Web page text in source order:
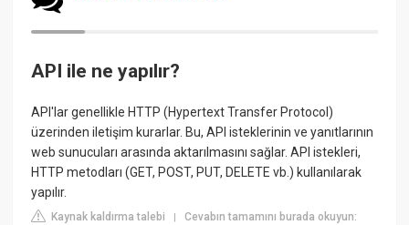
API ile ne yapılır?
API'lar genellikle HTTP (Hypertext Transfer Protocol)
üzerinden iletişim kurarlar. Bu, API isteklerinin ve yanıtlarının
web sunucuları arasında aktarılmasını sağlar. API istekleri,
HTTP metodları (GET, POST, PUT, DELETE vb.) kullanılarak
yapılır.
Kaynak kaldırma talebi |Cevabın tamamını burada okuyun: